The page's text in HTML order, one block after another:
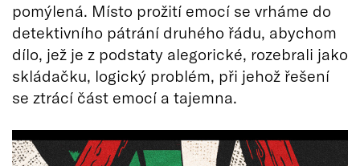
pomýlená. Místo prožití emocí se vrháme do
detektivního pátrání druhého řádu, abychom
dílo, jež je z podstaty alegorické, rozebrali jako
skládačku, logický problém, při jehož řešení
se ztrácí část emocí a tajemna.